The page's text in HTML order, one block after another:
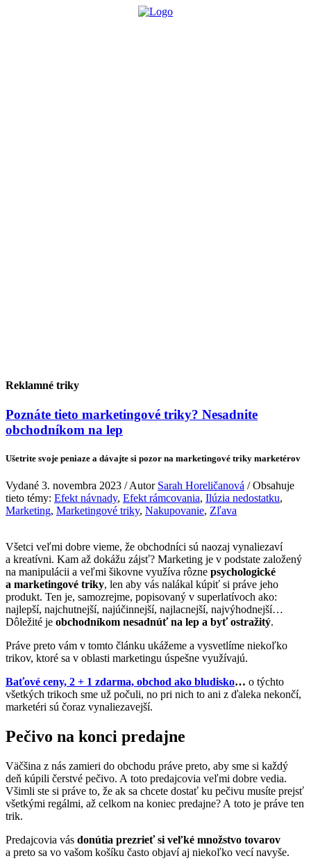
Reklamné triky
Poznáte tieto marketingové triky? Nesadnite
obchodníkom na lep
Ušetrite svoje peniaze a dávajte si pozor na marketingové triky marketérov
Vydané 3. novembra 2023 / Autor Sarah Horeličanová / Obsahuje
tieto témy: Efekt návnady, Efekt rámcovania, Ilúzia nedostatku,
Marketing, Marketingové triky, Nakupovanie, Zľava
Všetci veľmi dobre vieme, že obchodníci sú naozaj vynaliezaví
a kreatívni. Kam až dokážu zájsť? Marketing je v podstate založený
na manipulácii a veľmi šikovne využíva rôzne psychologické
a marketingové triky, len aby vás nalákal kúpiť si práve jeho
produkt. Ten je, samozrejme, popisovaný v superlatívoch ako:
najlepší, najchutnejší, najúčinnejší, najlacnejší, najvýhodnejší…
Dôležité je obchodníkom nesadnúť na lep a byť ostražitý.
Práve preto vám v tomto článku ukážeme a vysvetlíme niekoľko
trikov, ktoré sa v oblasti marketingu úspešne využívajú.
Baťové ceny, 2 + 1 zdarma, obchod ako bludisko… o týchto
všetkých trikoch sme už počuli, no pri nich to ani z ďaleka nekončí,
marketéri sú čoraz vynaliezavejší.
Pečivo na konci predajne
Väčšina z nás zamieri do obchodu práve preto, aby sme si každý
deň kúpili čerstvé pečivo. A toto predajcovia veľmi dobre vedia.
Všimli ste si práve to, že ak sa chcete dostať ku pečivu musíte prejsť
všetkými regálmi, až celkom na koniec predajne? A toto je práve ten
trik.
Predajcovia vás donútia prezrieť si veľké množstvo tovarov
a preto sa vo vašom košíku často objaví aj niekoľko vecí navyše.